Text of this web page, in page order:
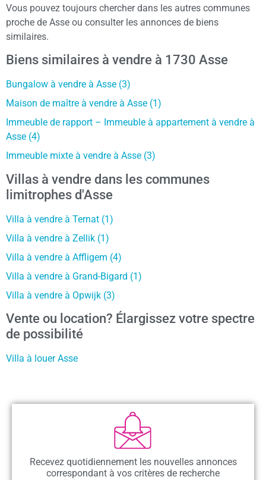
Vous pouvez toujours chercher dans les autres communes
proche de Asse ou consulter les annonces de biens
similaires.
Biens similaires à vendre à 1730 Asse
Bungalow à vendre à Asse (3)
Maison de maître à vendre à Asse (1)
Immeuble de rapport – Immeuble à appartement à vendre à
Asse (4)
Immeuble mixte à vendre à Asse (3)
Villas à vendre dans les communes
limitrophes d'Asse
Villa à vendre à Ternat (1)
Villa à vendre à Zellik (1)
Villa à vendre à Affligem (4)
Villa à vendre à Grand-Bigard (1)
Villa à vendre à Opwijk (3)
Vente ou location? Élargissez votre spectre
de possibilité
Villa à louer Asse
Recevez quotidiennement les nouvelles annonces
correspondant à vos critères de recherche